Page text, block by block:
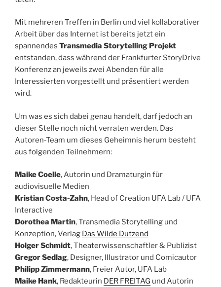
Mit mehreren Treffen in Berlin und viel kollaborativer
Arbeit über das Internet ist bereits jetzt ein
spannendes Transmedia Storytelling Projekt
entstanden, dass während der Frankfurter StoryDrive
Konferenz an jeweils zwei Abenden für alle
Interessierten vorgestellt und präsentiert werden
wird.
Um was es sich dabei genau handelt, darf jedoch an
dieser Stelle noch nicht verraten werden. Das
Autoren-Team um dieses Geheimnis herum besteht
aus folgenden Teilnehmern:
Maike Coelle, Autorin und Dramaturgin für
audiovisuelle Medien
Kristian Costa-Zahn, Head of Creation UFA Lab / UFA
Interactive
Dorothea Martin, Transmedia Storytelling und
Konzeption, Verlag Das Wilde Dutzend
Holger Schmidt, Theaterwissenschaftler & Publizist
Gregor Sedlag, Designer, Illustrator und Comicautor
Philipp Zimmermann, Freier Autor, UFA Lab
Maike Hank, Redakteurin DER FREITAG und Autorin